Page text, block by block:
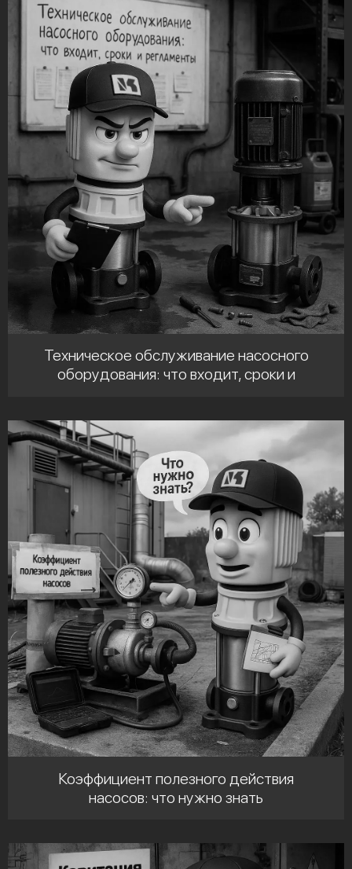
Техническое обслуживание насосного
оборудования: что входит, сроки и
Коэффициент полезного действия
насосов: что нужно знать